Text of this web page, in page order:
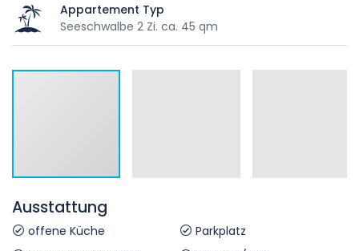
Appartement Typ
Seeschwalbe 2 Zi. ca. 45 qm
Ausstattung
offene Küche
Parkplatz